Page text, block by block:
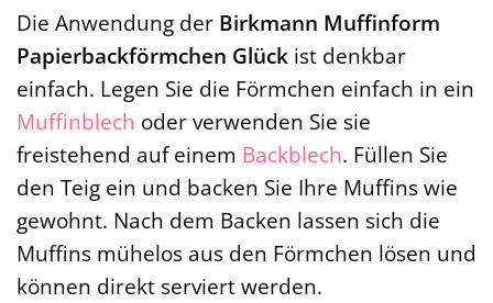
Die Anwendung der Birkmann Muffinform
Papierbackförmchen Glück ist denkbar
einfach. Legen Sie die Förmchen einfach in ein
Muffinblech oder verwenden Sie sie
freistehend auf einem Backblech. Füllen Sie
den Teig ein und backen Sie Ihre Muffins wie
gewohnt. Nach dem Backen lassen sich die
Muffins mühelos aus den Förmchen lösen und
können direkt serviert werden.